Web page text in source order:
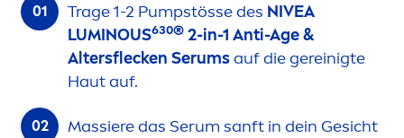
Trage 1-2 Pumpstösse des NIVEA
LUMINOUS630® 2-in-1 Anti-Age &
Altersflecken Serumsauf die gereinigte
Haut auf.
Massiere das Serum sanft in dein Gesicht